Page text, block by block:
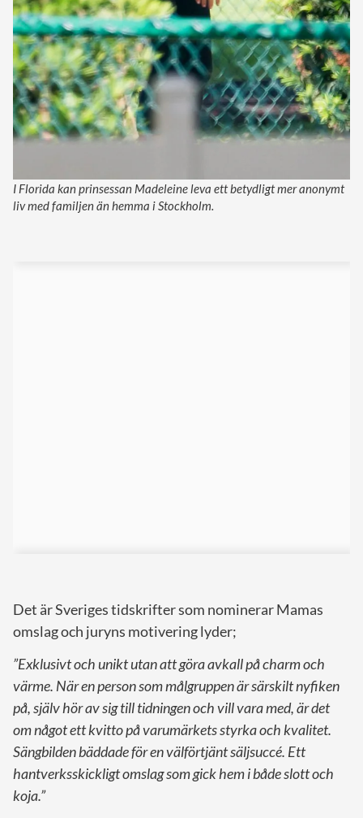
I Florida kan prinsessan Madeleine leva ett betydligt mer anonymt
liv med familjen än hemma i Stockholm.
Det är Sveriges tidskrifter som nominerar Mamas
omslag och juryns motivering lyder;
”Exklusivt och unikt utan att göra avkall på charm och
värme. När en person som målgruppen är särskilt nyfiken
på, själv hör av sig till tidningen och vill vara med, är det
om något ett kvitto på varumärkets styrka och kvalitet.
Sängbilden bäddade för en välförtjänt säljsuccé. Ett
hantverksskickligt omslag som gick hem i både slott och
koja.”